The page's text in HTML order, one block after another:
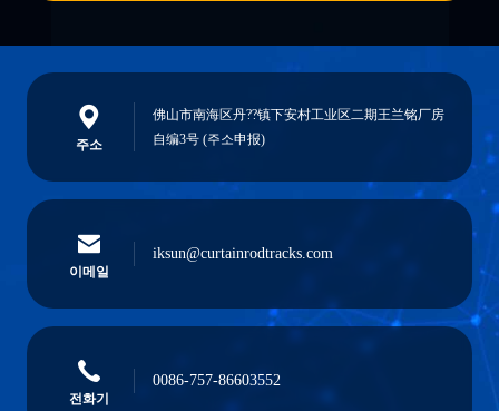
주소
佛山市南海区丹??镇下安村工业区二期王兰铭厂房
自编3号 (주소申报)
이메일
iksun@curtainrodtracks.com
전화기
0086-757-86603552